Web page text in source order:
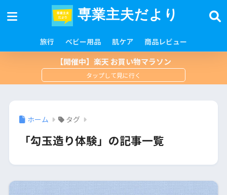
専業主夫だより
旅行 ベビー用品 肌ケア 商品レビュー
【開催中】楽天 お買い物マラソン
ホーム タグ
「勾玉造り体験」の記事一覧